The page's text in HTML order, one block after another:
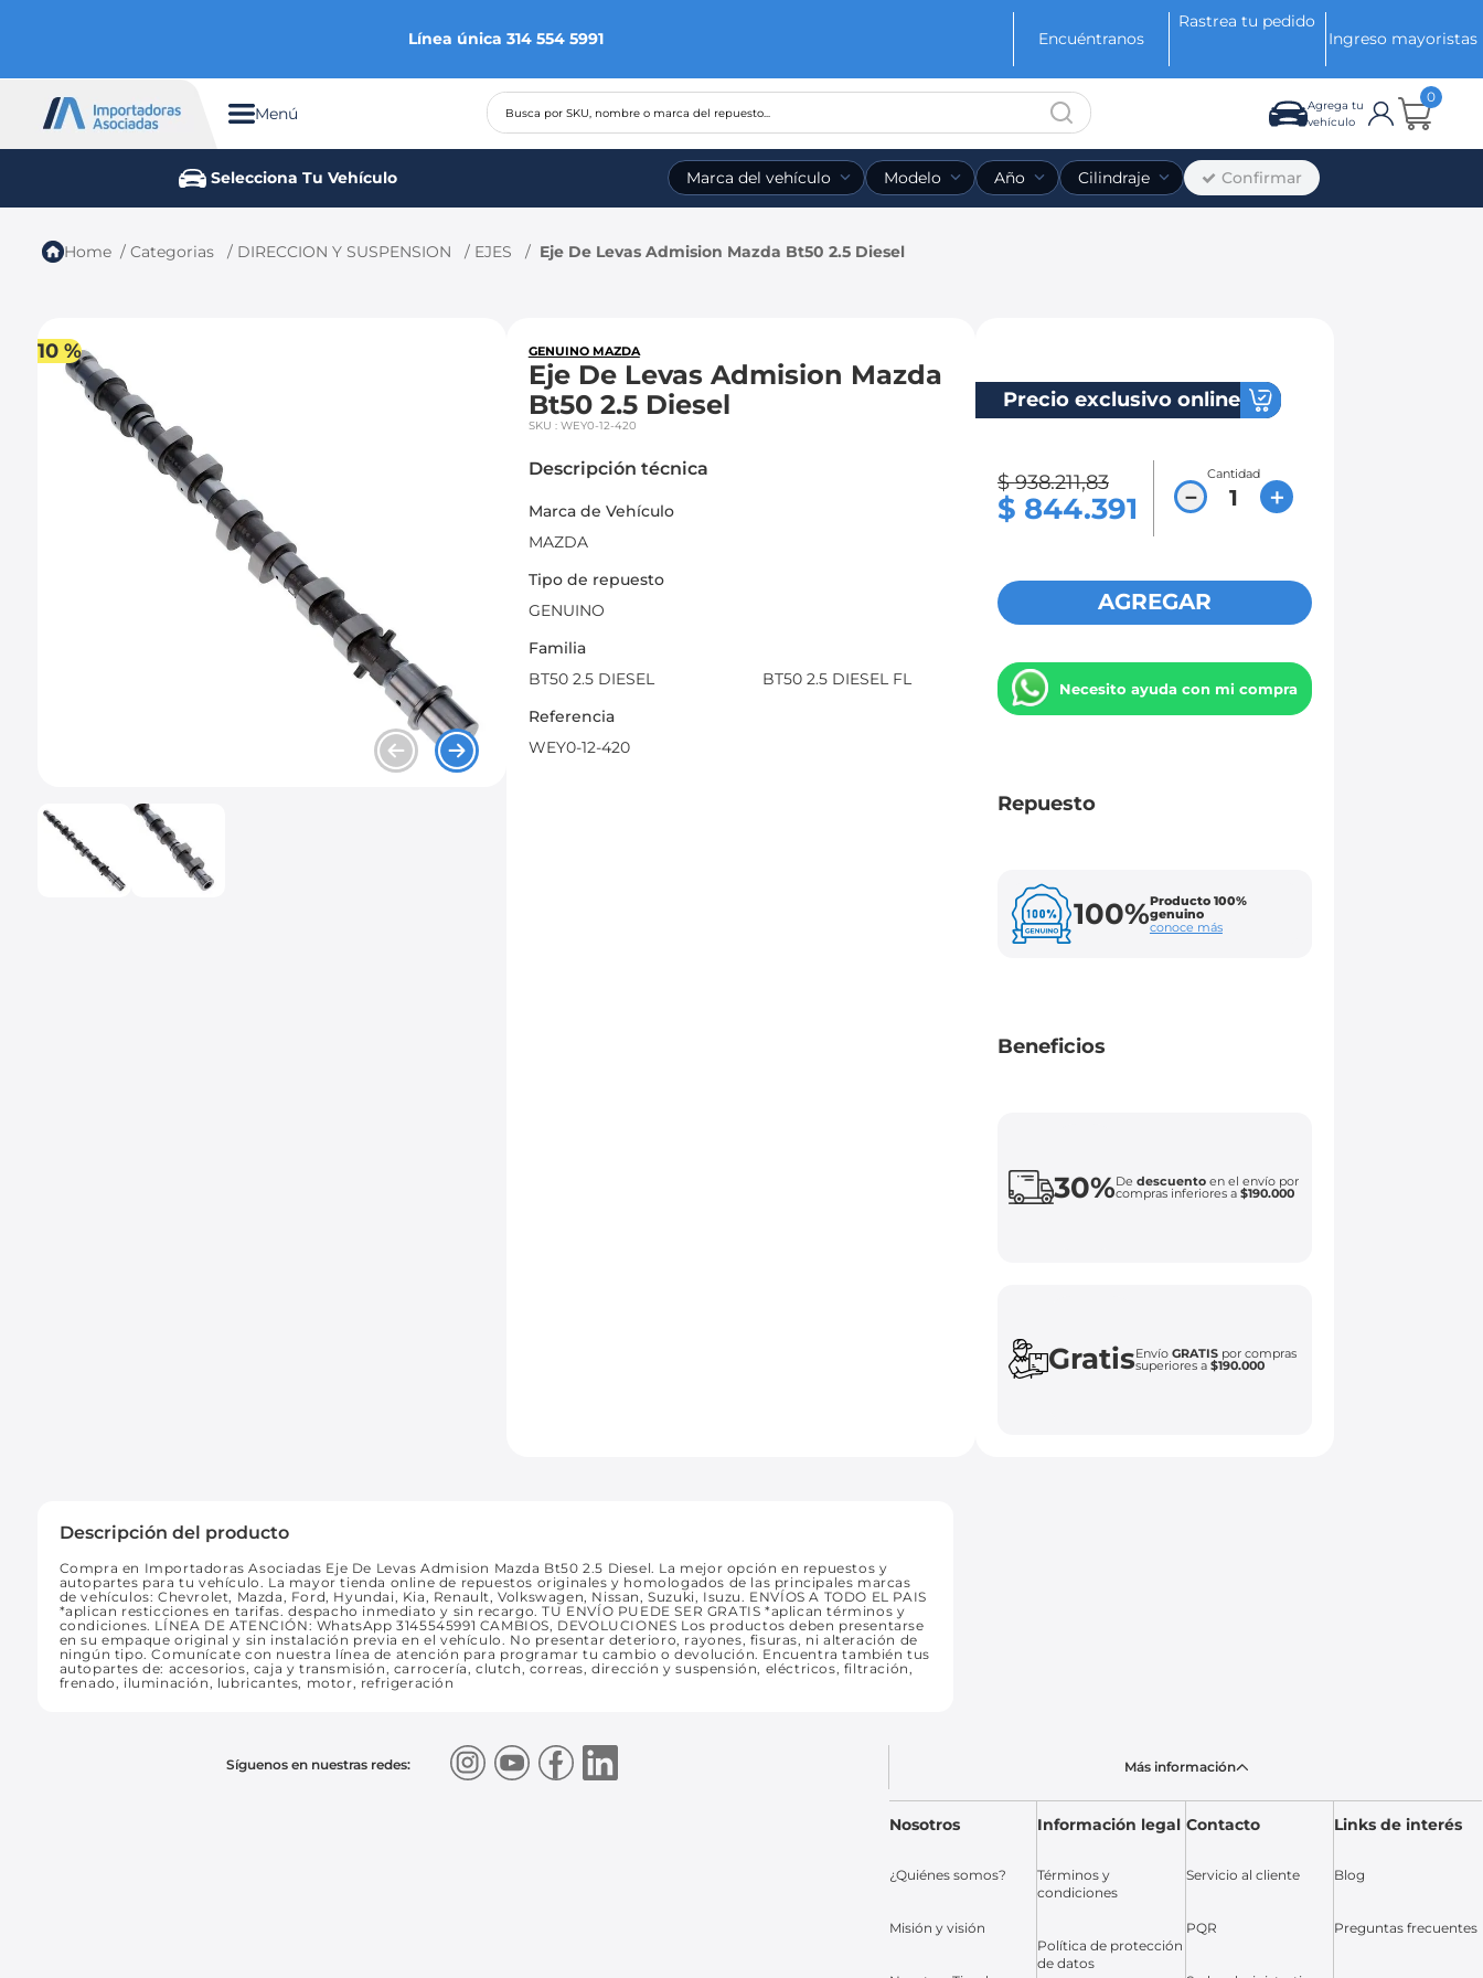
Línea única 314 554 5991 Encuéntranos
Rastrea tu pedido
Ingreso mayoristas
Menú
Busca por SKU, nombre o marca del repuesto...
Agrega tu
vehículo
0
Selecciona Tu Vehículo Marca del vehículo Modelo Año Cilindraje Confirmar
Categorias DIRECCION Y SUSPENSION EJES Eje De Levas Admision Mazda Bt50 2.5 Diesel
10 % GENUINO MAZDA
Eje De Levas Admision Mazda
Bt50 2.5 Diesel
SKU : WEY0-12-420
Descripción técnica
Marca de Vehículo
MAZDA
Tipo de repuesto
GENUINO
Familia
BT50 2.5 DIESEL
BT50 2.5 DIESEL FL
Referencia
WEY0-12-420
Precio exclusivo online
$ 938.211,83
$ 844.391
Cantidad
＋
－
AGREGAR
Necesito ayuda con mi compra
Repuesto
100%Producto 100%
genuino
conoce más
Beneficios
30%De descuentoen el envío por
compras inferiores a $190.000
GratisEnvío GRATISpor compras
superiores a $190.000
Descripción del producto
Compra en Importadoras Asociadas Eje De Levas Admision Mazda Bt50 2.5 Diesel. La mejor opción en repuestos y
autopartes para tu vehículo. La mayor tienda online de repuestos originales y homologados de las principales marcas
de vehículos: Chevrolet, Mazda, Ford, Hyundai, Kia, Renault, Volkswagen, Nissan, Suzuki, Isuzu. ENVÍOS A TODO EL PAIS
*aplican resticciones en tarifas. despacho inmediato y sin recargo. TU ENVÍO PUEDE SER GRATIS *aplican términos y
condiciones. LÍNEA DE ATENCIÓN: WhatsApp 3145545991 CAMBIOS, DEVOLUCIONES Los productos deben presentarse
en su empaque original y sin instalación previa en el vehículo. No presentar deterioro, rayones, fisuras, ni alteración de
ningún tipo. Comunícate con nuestra línea de atención para programar tu cambio o devolución. Encuentra también tus
autopartes de: accesorios, caja y transmisión, carrocería, clutch, correas, dirección y suspensión, eléctricos, filtración,
frenado, iluminación, lubricantes, motor, refrigeración
Síguenos en nuestras redes: Más información
Nosotros
¿Quiénes somos?
Misión y visión
Información legal
Términos y
condiciones
Política de protección
de datos
Contacto
Servicio al cliente
PQR
Links de interés
Blog
Preguntas frecuentes
TÉRMINOS MÁS BUSCADOS
chevrolet
spark gt
6.
sail
chevrolet sail
chevrolet spark gt